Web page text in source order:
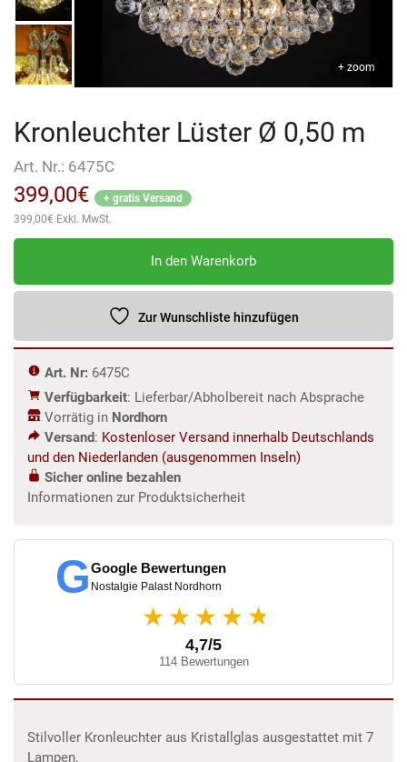
+ zoom
Kronleuchter Lüster Ø 0,50 m
Art. Nr.: 6475C
399,00€
+ gratis Versand
399,00€ Exkl. MwSt.
Kronleuchter
Ø
m
Menge
In den Warenkorb
Zur Wunschliste hinzufügen
Art. Nr: 6475C
Verfügbarkeit: Lieferbar/Abholbereit nach Absprache
Vorrätig in Nordhorn
Versand: Kostenloser Versand innerhalb Deutschlands
und den Niederlanden (ausgenommen Inseln)
Sicher online bezahlen
Informationen zur Produktsicherheit
GGoogle Bewertungen
Nostalgie Palast Nordhorn
★★★★ ★
4,7/5
114 Bewertungen
Stilvoller Kronleuchter aus Kristallglas ausgestattet mit 7
Lampen.